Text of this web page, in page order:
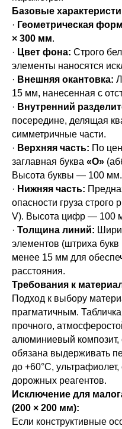
Базовые
· Геометрическая
× 300 мм.
· Цвет фона: Строго
элементы наносятся
· Внешняя окантовка:
15 мм, нанесенная с
· Внутренний
посередине, делящая
симметричные части.
· Верхняя часть: По
заглавная буква «О»
Высота буквы — 100 мм.
· Нижняя часть:
опасности груза строго
V). Высота цифр — 100
· Толщина линий:
элементов (штриха
менее 15 мм для
расстояния.
Требования к
Подход к выбору
прагматичным. Табличка
прочного,
алюминиевый композит,
обязана выдерживать
до +60°C,
дорожных реагентов.
Исключение для
(200 × 200 мм):
Если конструктивные